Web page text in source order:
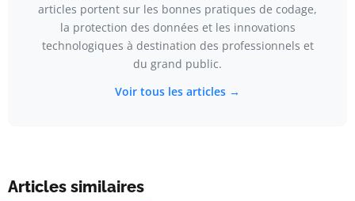
articles portent sur les bonnes pratiques de codage,
la protection des données et les innovations
technologiques à destination des professionnels et
du grand public.
Voir tous les articles →
Articles similaires